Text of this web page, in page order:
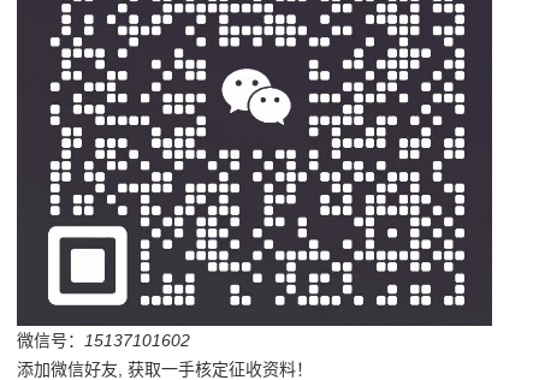
微信号：
15137101602
添加微信好友, 获取一手核定征收资料！